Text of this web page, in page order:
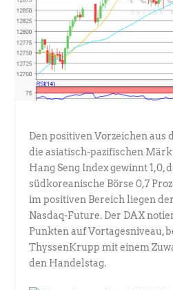
Den positiven Vorzeichen aus
die asiatisch-pazifischen
Hang Seng Index gewinnt 1,0,
südkoreanische Börse 0,7
im positiven Bereich liegen
Nasdaq-Future. Der DAX
Punkten auf Vortagesniveau,
ThyssenKrupp mit einem
den Handelstag.